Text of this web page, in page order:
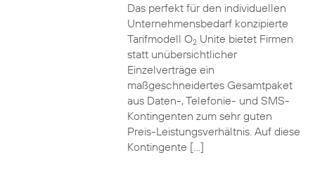
Das perfekt für den individuellen
Unternehmensbedarf konzipierte
Tarifmodell O2Unite bietet Firmen
statt unübersichtlicher
Einzelverträge ein
maßgeschneidertes Gesamtpaket
aus Daten-, Telefonie- und SMS-
Kontingenten zum sehr guten
Preis-Leistungsverhältnis. Auf diese
Kontingente […]